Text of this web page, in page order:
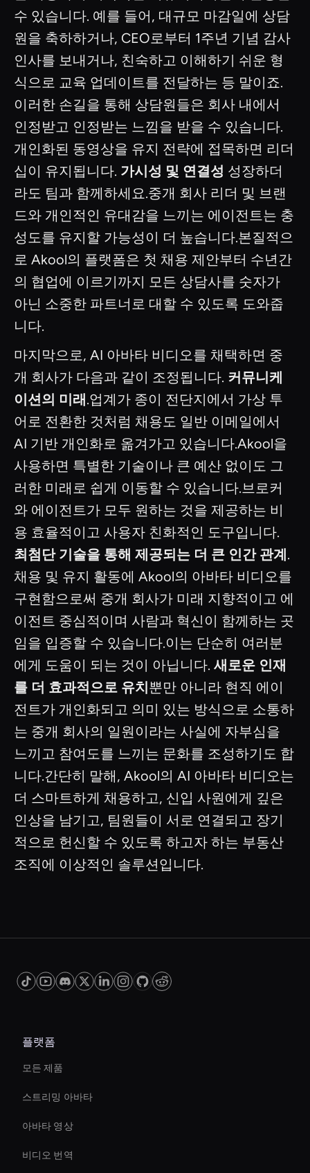
수 있습니다. 예를 들어, 대규모 마감일에 상담
원을 축하하거나, CEO로부터 1주년 기념 감사
인사를 보내거나, 친숙하고 이해하기 쉬운 형
식으로 교육 업데이트를 전달하는 등 말이죠.
이러한 손길을 통해 상담원들은 회사 내에서
인정받고 인정받는 느낌을 받을 수 있습니다.
개인화된 동영상을 유지 전략에 접목하면 리더
십이 유지됩니다. 가시성 및 연결성 성장하더
라도 팀과 함께하세요.중개 회사 리더 및 브랜
드와 개인적인 유대감을 느끼는 에이전트는 충
성도를 유지할 가능성이 더 높습니다.본질적으
로 Akool의 플랫폼은 첫 채용 제안부터 수년간
의 협업에 이르기까지 모든 상담사를 숫자가
아닌 소중한 파트너로 대할 수 있도록 도와줍
니다.
마지막으로, AI 아바타 비디오를 채택하면 중
개 회사가 다음과 같이 조정됩니다. 커뮤니케
이션의 미래.업계가 종이 전단지에서 가상 투
어로 전환한 것처럼 채용도 일반 이메일에서
AI 기반 개인화로 옮겨가고 있습니다.Akool을
사용하면 특별한 기술이나 큰 예산 없이도 그
러한 미래로 쉽게 이동할 수 있습니다.브로커
와 에이전트가 모두 원하는 것을 제공하는 비
용 효율적이고 사용자 친화적인 도구입니다.
최첨단 기술을 통해 제공되는 더 큰 인간 관계.
채용 및 유지 활동에 Akool의 아바타 비디오를
구현함으로써 중개 회사가 미래 지향적이고 에
이전트 중심적이며 사람과 혁신이 함께하는 곳
임을 입증할 수 있습니다.이는 단순히 여러분
에게 도움이 되는 것이 아닙니다. 새로운 인재
를 더 효과적으로 유치뿐만 아니라 현직 에이
전트가 개인화되고 의미 있는 방식으로 소통하
는 중개 회사의 일원이라는 사실에 자부심을
느끼고 참여도를 느끼는 문화를 조성하기도 합
니다.간단히 말해, Akool의 AI 아바타 비디오는
더 스마트하게 채용하고, 신입 사원에게 깊은
인상을 남기고, 팀원들이 서로 연결되고 장기
적으로 헌신할 수 있도록 하고자 하는 부동산
조직에 이상적인 솔루션입니다.
플랫폼
모든 제품
스트리밍 아바타
아바타 영상
비디오 번역